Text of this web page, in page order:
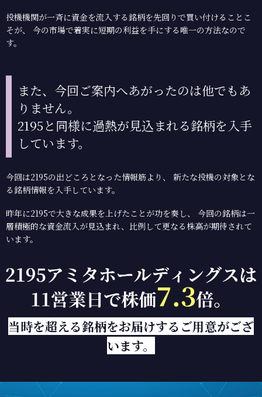
投機機関が一斉に資金を流入する銘柄を先回りで買い付けることこ
そが、
今の市場で着実に短期の利益を手にする唯一の方法なので
す。
また、今回ご案内へあがったのは他でもあ
りません。
2195と同様に過熱が見込まれる銘柄を入手
しています。
今回は2195の出どころとなった情報筋より、
新たな投機の対象とな
る銘柄情報を入手しています。
昨年に2195で大きな成果を上げたことが功を奏し、
今回の銘柄は一
層積極的な資金流入が見込まれ、比例して更なる株高が期待されて
います。
当時を超える銘柄をお届けするご用意がござ
います。